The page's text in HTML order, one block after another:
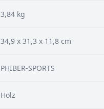
3,84 kg
34,9 x 31,3 x 11,8 cm
PHIBER-SPORTS
Holz